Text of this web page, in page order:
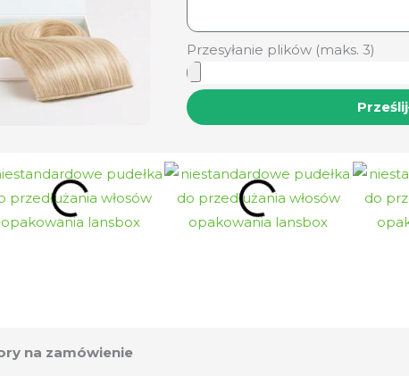
Przesyłanie plików (maks. 3)
Prześlij
na zamówienie